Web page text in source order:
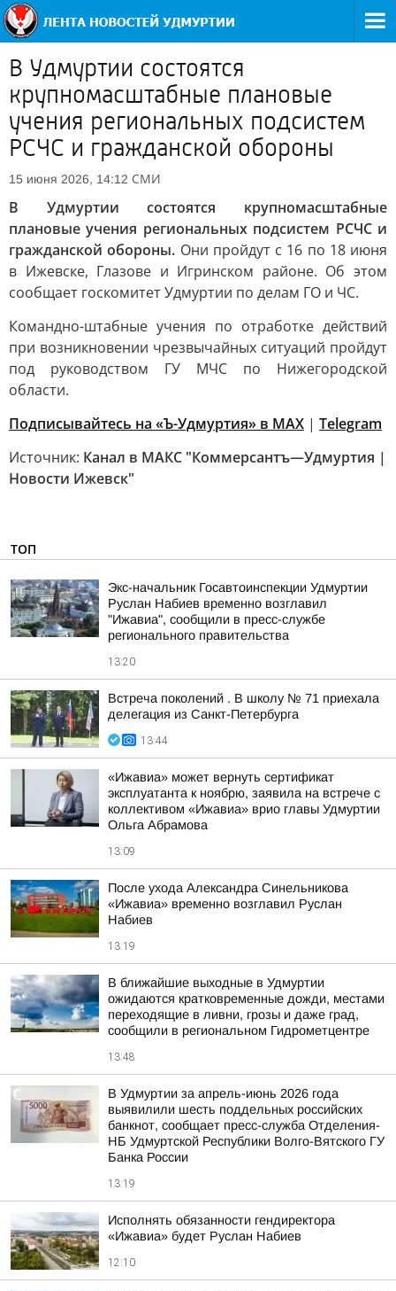
В Удмуртии состоятся
крупномасштабные плановые
учения региональных подсистем
РСЧС и гражданской обороны
15 июня 2026, 14:12 СМИ
В Удмуртии состоятся крупномасштабные
плановые учения региональных подсистем РСЧС и
гражданской обороны. Они пройдут с 16 по 18 июня
в Ижевске, Глазове и Игринском районе. Об этом
сообщает госкомитет Удмуртии по делам ГО и ЧС.
Командно-штабные учения по отработке действий
при возникновении чрезвычайных ситуаций пройдут
под руководством ГУ МЧС по Нижегородской
области.
Подписывайтесь на «Ъ-Удмуртия» в MAX | Telegram
Источник: Канал в МАКС "Коммерсантъ—Удмуртия |
Новости Ижевск"
ТОП
Экс-начальник Госавтоинспекции Удмуртии
Руслан Набиев временно возглавил
"Ижавиа", сообщили в пресс-службе
регионального правительства
13:20
Встреча поколений . В школу № 71 приехала
делегация из Санкт-Петербурга
13:44
«Ижавиа» может вернуть сертификат
эксплуатанта к ноябрю, заявила на встрече с
коллективом «Ижавиа» врио главы Удмуртии
Ольга Абрамова
13:09
После ухода Александра Синельникова
«Ижавиа» временно возглавил Руслан
Набиев
13:19
В ближайшие выходные в Удмуртии
ожидаются кратковременные дожди, местами
переходящие в ливни, грозы и даже град,
сообщили в региональном Гидрометцентре
13:48
В Удмуртии за апрель-июнь 2026 года
выявилили шесть поддельных российских
банкнот, сообщает пресс-служба Отделения-
НБ Удмуртской Республики Волго-Вятского ГУ
Банка России
13:19
Исполнять обязанности гендиректора
«Ижавиа» будет Руслан Набиев
12:10